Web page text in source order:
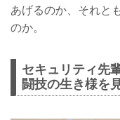
あげるのか、それと
のか。
セキュリティ先
闘技の生き様を